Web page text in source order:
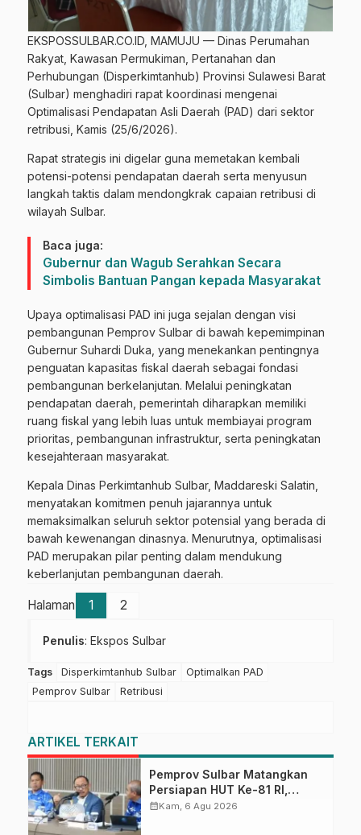
EKSPOSSULBAR.CO.ID, MAMUJU — Dinas Perumahan
Rakyat, Kawasan Permukiman, Pertanahan dan
Perhubungan (Disperkimtanhub) Provinsi Sulawesi Barat
(Sulbar) menghadiri rapat koordinasi mengenai
Optimalisasi Pendapatan Asli Daerah (PAD) dari sektor
retribusi, Kamis (25/6/2026).
Rapat strategis ini digelar guna memetakan kembali
potensi-potensi pendapatan daerah serta menyusun
langkah taktis dalam mendongkrak capaian retribusi di
wilayah Sulbar.
Baca juga:
Gubernur dan Wagub Serahkan Secara
Simbolis Bantuan Pangan kepada Masyarakat
Upaya optimalisasi PAD ini juga sejalan dengan visi
pembangunan Pemprov Sulbar di bawah kepemimpinan
Gubernur Suhardi Duka, yang menekankan pentingnya
penguatan kapasitas fiskal daerah sebagai fondasi
pembangunan berkelanjutan. Melalui peningkatan
pendapatan daerah, pemerintah diharapkan memiliki
ruang fiskal yang lebih luas untuk membiayai program
prioritas, pembangunan infrastruktur, serta peningkatan
kesejahteraan masyarakat.
Kepala Dinas Perkimtanhub Sulbar, Maddareski Salatin,
menyatakan komitmen penuh jajarannya untuk
memaksimalkan seluruh sektor potensial yang berada di
bawah kewenangan dinasnya. Menurutnya, optimalisasi
PAD merupakan pilar penting dalam mendukung
keberlanjutan pembangunan daerah.
Halaman 1 2
Penulis: Ekspos Sulbar
Tags Disperkimtanhub Sulbar
Optimalkan PAD
Pemprov Sulbar
Retribusi
ARTIKEL TERKAIT
Pemprov Sulbar Matangkan
Persiapan HUT Ke-81 RI,
Puncak Upacara di Lapangan
calendar_monthKam, 6 Agu 2026